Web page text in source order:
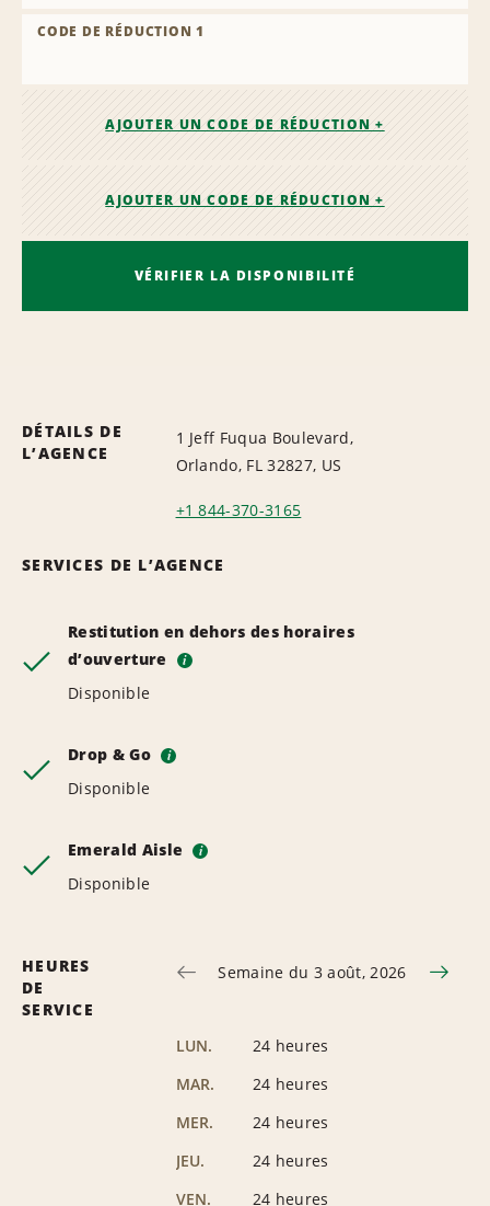
CODE DE RÉDUCTION 1
AJOUTER UN CODE DE RÉDUCTION +
AJOUTER UN CODE DE RÉDUCTION +
VÉRIFIER LA DISPONIBILITÉ
DÉTAILS DE
L’AGENCE
1 Jeff Fuqua Boulevard,
Orlando, FL 32827, US
+1 844-370-3165
SERVICES DE L’AGENCE
Restitution en dehors des horaires
d’ouverture
i
Disponible
Drop & Go i
Disponible
Emerald Aisle i
Disponible
HEURES
DE
SERVICE
Semaine du 3 août, 2026
LUN.
24 heures
MAR.
24 heures
MER.
24 heures
JEU.
24 heures
VEN.
24 heures